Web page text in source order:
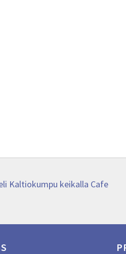
Kaltiokumpu keikalla Cafe